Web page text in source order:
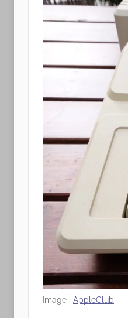
Image : AppleClub